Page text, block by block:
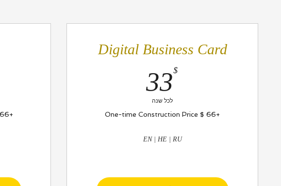
Digital Business Card
$
33
33$
לכל שנה
+‏66 ‏$ One-time Construction Price
EN | HE | RU
+‏66 ‏$ One-time Construction Price